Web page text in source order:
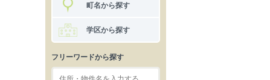
町名から探す
学区から探す
フリーワードから探す